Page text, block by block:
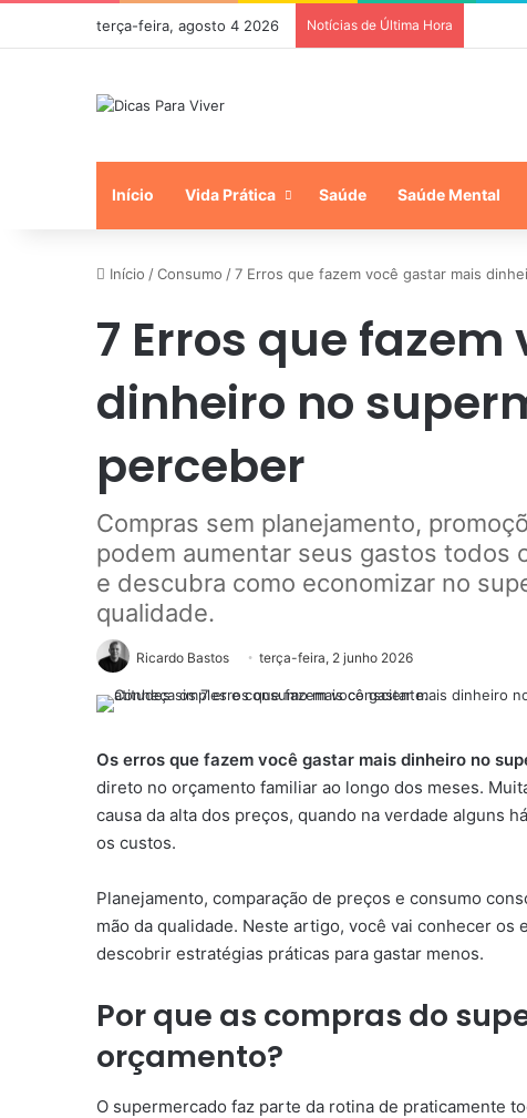
terça-feira, agosto 4 2026 Notícias de Última Hora
Início Vida Prática Saúde Saúde Mental
Início /Consumo /7 Erros que fazem você gastar mais
7 Erros que
dinheiro no
perceber
Compras sem planejamento,
podem aumentar seus gastos todos
e descubra como economizar no
qualidade.
Ricardo Bastos terça-feira, 2 junho 2026
Os erros que fazem você gastar mais dinheiro no
direto no orçamento familiar ao longo dos meses.
causa da alta dos preços, quando na verdade alguns
os custos.
Planejamento, comparação de preços e consumo
mão da qualidade. Neste artigo, você vai conhecer
descobrir estratégias práticas para gastar menos.
Por que as compras do
orçamento?
O supermercado faz parte da rotina de praticamente